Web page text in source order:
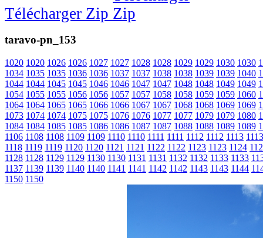
Télécharger Zip
taravo-pn_153
1020 1020 1026 1026 1027 1027 1028 1028 1029 1029 1030 1030
1034 1035 1035 1036 1036 1037 1037 1038 1038 1039 1039 1040
1044 1044 1045 1045 1046 1046 1047 1047 1048 1048 1049 1049
1054 1055 1055 1056 1056 1057 1057 1058 1058 1059 1059 1060
1064 1064 1065 1065 1066 1066 1067 1067 1068 1068 1069 1069
1073 1074 1074 1075 1075 1076 1076 1077 1077 1079 1079 1080
1084 1084 1085 1085 1086 1086 1087 1087 1088 1088 1089 1089
1106 1108 1108 1109 1109 1110 1110 1111 1111 1112 1112 1113 1113
1118 1119 1119 1120 1120 1121 1121 1122 1122 1123 1123 1124
1128 1128 1129 1129 1130 1130 1131 1131 1132 1132 1133 1133
1137 1139 1139 1140 1140 1141 1141 1142 1142 1143 1143 1144
1150 1150